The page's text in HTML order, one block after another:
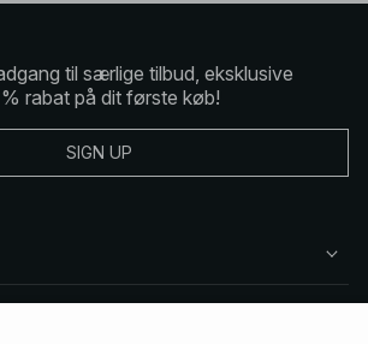
til særlige tilbud, eksklusive
rabat på dit første køb!
SIGN UP